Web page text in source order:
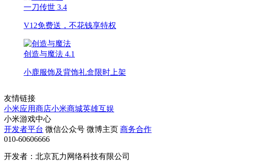
一刀传世 3.4
V12免费送，不花钱享特权
创造与魔法 4.1
小鹿服饰及背饰礼盒限时上架
友情链接
小米应用商店小米商城英雄互娱
小米游戏中心
开发者平台 微信公众号 微博主页 商务合作
010-60606666
开发者：北京瓦力网络科技有限公司